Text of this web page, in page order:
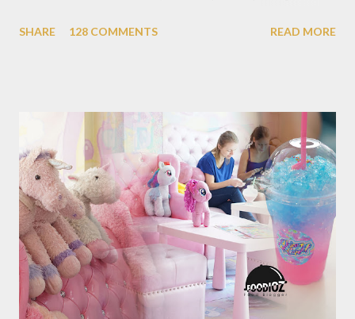
the second year for Singapore to get a Michelin Award. Michelin
Michelin Starred Restaurant. By 2016, there are a total of 29
Michelin Starred divided into categories respectively. For the
year 2017, emerging several new restaurants, so the total who
won the award as many as 38 restaurants. Eleven names of new
restaurants that are included in the 1 Michelin star are : 1. Braci
at Boat Quay, 2. Cheek by Jowl in Boon Tat Street, 3. Chef
Kang’s in Mackenzie Road, 4. Garibaldi...
SHARE 128 COMMENTS READ MORE